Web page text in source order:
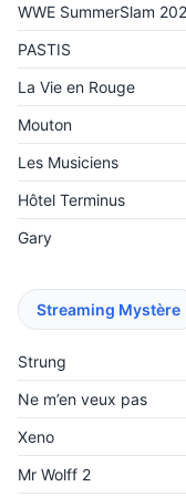
WWE SummerSlam
PASTIS
La Vie en Rouge
Mouton
Les Musiciens
Hôtel Terminus
Gary
Streaming Mystère
Strung
Ne m’en veux pas
Xeno
Mr Wolff 2